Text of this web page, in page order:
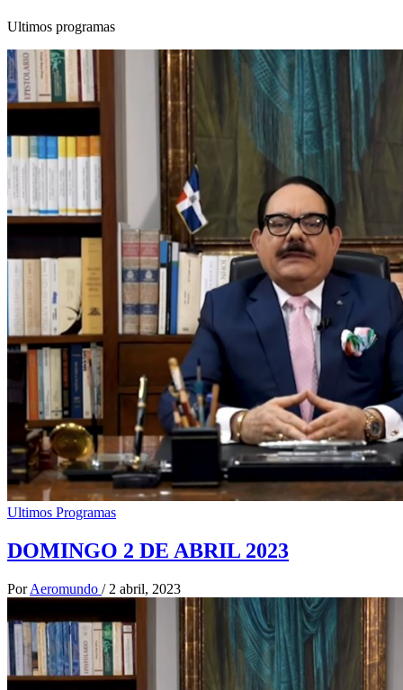
Ultimos programas
Ultimos Programas
DOMINGO 2 DE ABRIL 2023
Por Aeromundo / 2 abril, 2023